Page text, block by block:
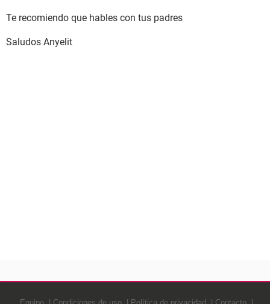
Te recomiendo que hables con tus padres
Saludos Anyelit